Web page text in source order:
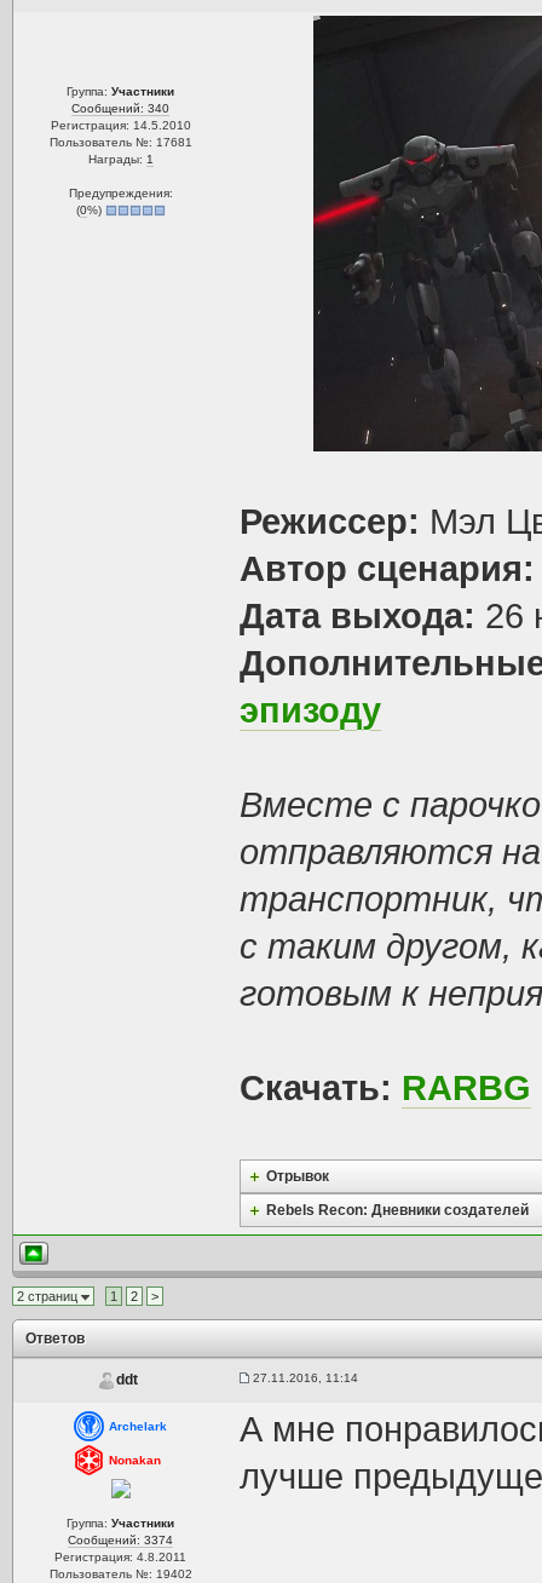
Группа:Участники
Сообщений: 340
Регистрация: 14.5.2010
Пользователь №: 17681
Награды: 1
Предупреждения:
(0%)
Режиссер: Мэл
Автор сценария:
Дата выхода: 26
эпизоду
Вместе с
отправляются
транспортник,
с таким другом,
готовым к
Скачать: RARBG
Отрывок
Rebels Recon: Дневники создателей
2 страниц 1 2 >
Ответов
ddt 27.11.2016, 11:14
Archelark
Nonakan
Группа:Участники
Сообщений: 3374
Регистрация: 4.8.2011
Пользователь №: 19402
А мне
лучше